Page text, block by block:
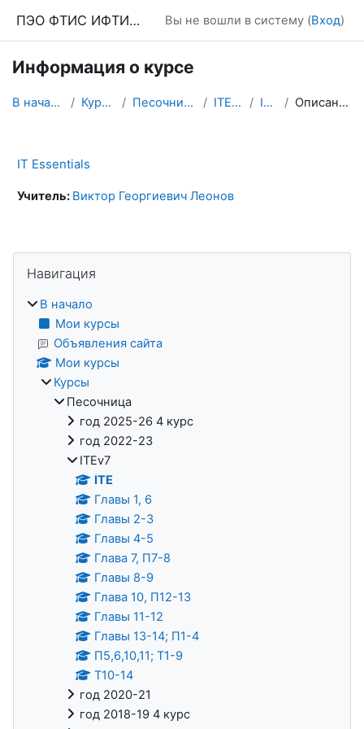
ПЭО ФТИС ИФТИС МПГУ Вы не вошли в систему (Вход)
Информация о курсе
В начало Курсы Песочница ITEv7 ITE Описание
IT Essentials
Учитель: Виктор Георгиевич Леонов
Блоки
Навигация
В начало
Мои курсы
Объявления сайта
Мои курсы
Курсы
Песочница
год 2025-26 4 курс
год 2022-23
ITEv7
ITE
Главы 1, 6
Главы 2-3
Главы 4-5
Глава 7, П7-8
Главы 8-9
Глава 10, П12-13
Главы 11-12
Главы 13-14; П1-4
П5,6,10,11; Т1-9
Т10-14
год 2020-21
год 2018-19 4 курс